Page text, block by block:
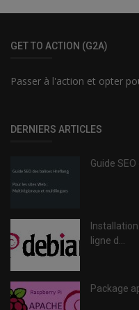
GET TO ACTION (G2A)
Passer à l'action et opter
DERNIERS ARTICLES
Guide
ligne d...
Package